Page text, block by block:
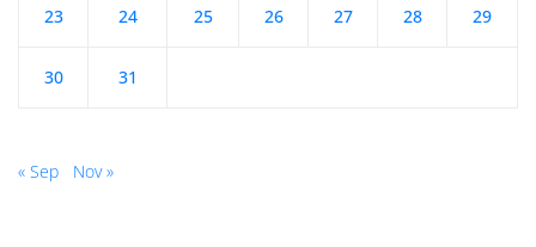
23 24 25 26 27 28 29
30 31
« Sep Nov »